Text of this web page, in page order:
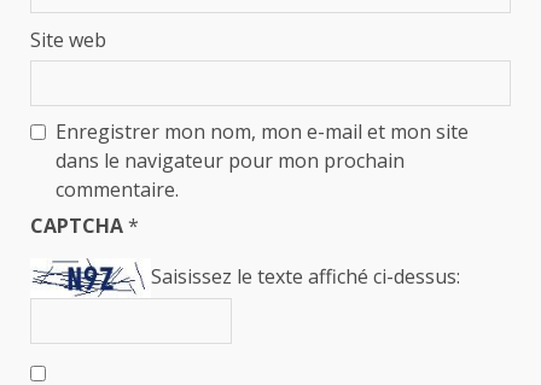
Site web
Enregistrer mon nom, mon e-mail et mon site
dans le navigateur pour mon prochain
commentaire.
CAPTCHA*
Saisissez le texte affiché ci-dessus: